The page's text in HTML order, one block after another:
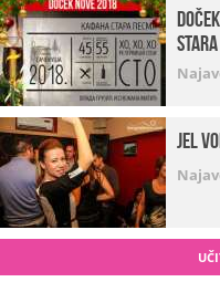
Stara
Jel